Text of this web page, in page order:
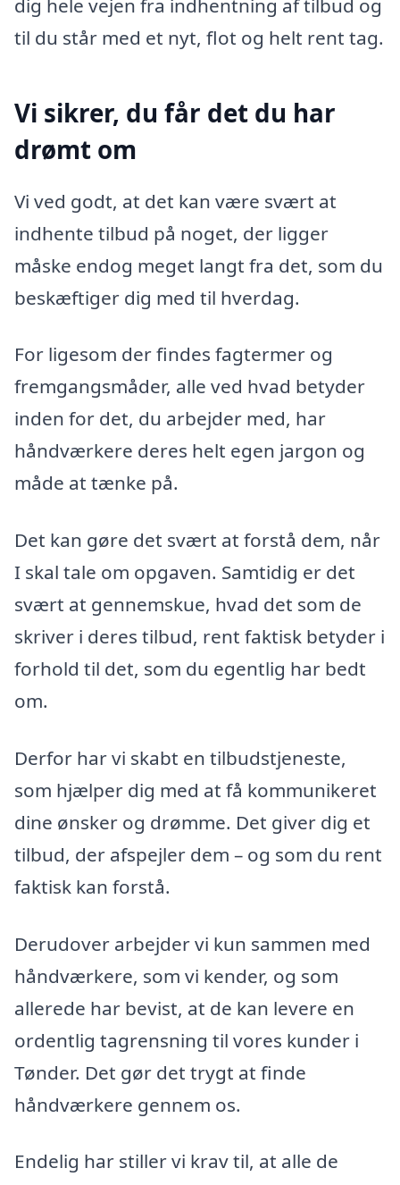
dig hele vejen fra indhentning af tilbud og
til du står med et nyt, flot og helt rent tag.
Vi sikrer, du får det du har
drømt om
Vi ved godt, at det kan være svært at
indhente tilbud på noget, der ligger
måske endog meget langt fra det, som du
beskæftiger dig med til hverdag.
For ligesom der findes fagtermer og
fremgangsmåder, alle ved hvad betyder
inden for det, du arbejder med, har
håndværkere deres helt egen jargon og
måde at tænke på.
Det kan gøre det svært at forstå dem, når
I skal tale om opgaven. Samtidig er det
svært at gennemskue, hvad det som de
skriver i deres tilbud, rent faktisk betyder i
forhold til det, som du egentlig har bedt
om.
Derfor har vi skabt en tilbudstjeneste,
som hjælper dig med at få kommunikeret
dine ønsker og drømme. Det giver dig et
tilbud, der afspejler dem – og som du rent
faktisk kan forstå.
Derudover arbejder vi kun sammen med
håndværkere, som vi kender, og som
allerede har bevist, at de kan levere en
ordentlig tagrensning til vores kunder i
Tønder. Det gør det trygt at finde
håndværkere gennem os.
Endelig har stiller vi krav til, at alle de